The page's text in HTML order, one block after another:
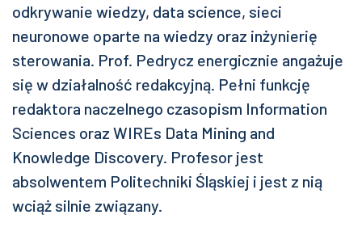
odkrywanie wiedzy, data science, sieci
neuronowe oparte na wiedzy oraz inżynierię
sterowania. Prof. Pedrycz energicznie angażuje
się w działalność redakcyjną. Pełni funkcję
redaktora naczelnego czasopism Information
Sciences oraz WIREs Data Mining and
Knowledge Discovery. Profesor jest
absolwentem Politechniki Śląskiej i jest z nią
wciąż silnie związany.